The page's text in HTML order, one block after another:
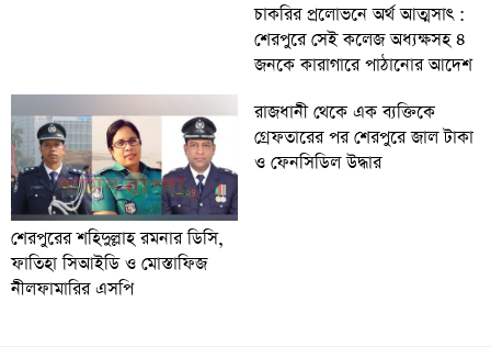
চাকরির প্রলোভনে অর্থ আত্মসাৎ :
শেরপুরে সেই কলেজ অধ্যক্ষসহ ৪
জনকে কারাগারে পাঠানোর আদেশ
শেরপুরের শহিদুল্লাহ রমনার ডিসি,
ফাতিহা সিআইডি ও মোস্তাফিজ
নীলফামারির এসপি
রাজধানী থেকে এক ব্যক্তিকে
গ্রেফতারের পর শেরপুরে জাল টাকা
ও ফেনসিডিল উদ্ধার